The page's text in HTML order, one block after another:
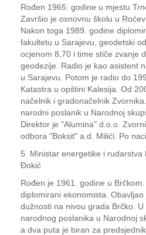
Rođen 1965. godine u mjestu
Završio je osnovnu školu u
Nakon toga 1989. godine
fakultetu u Sarajevu, geodetski
ocjenom 8,70 i time stiče zvanje
geodezije. Radio je kao asistent
u Sarajevu. Potom je radio do
Katastra u opštini Kalesija. Od
načelnik i gradonačelnik
narodni poslanik u Narodnoj
Direktor je "Alumina" d.o.o.
odbora "Boksit" a.d. Milići. Po
5. Ministar energetike i rudarstva
Đokić
Rođen je 1961. godine u
diplomirani ekonomista.
dužnosti na nivou grada Brčko.
narodnog poslanika u Narodnoj
a dva puta je biran za